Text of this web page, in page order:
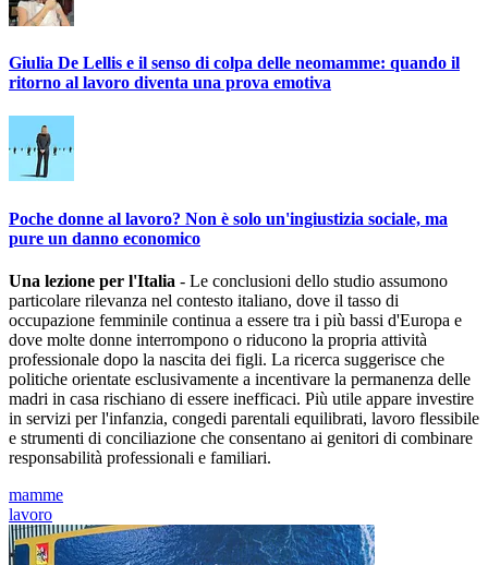
Giulia De Lellis e il senso di colpa delle neomamme: quando il
ritorno al lavoro diventa una prova emotiva
Poche donne al lavoro? Non è solo un'ingiustizia sociale, ma
pure un danno economico
Una lezione per l'Italia - Le conclusioni dello studio assumono
particolare rilevanza nel contesto italiano, dove il tasso di
occupazione femminile continua a essere tra i più bassi d'Europa e
dove molte donne interrompono o riducono la propria attività
professionale dopo la nascita dei figli. La ricerca suggerisce che
politiche orientate esclusivamente a incentivare la permanenza delle
madri in casa rischiano di essere inefficaci. Più utile appare investire
in servizi per l'infanzia, congedi parentali equilibrati, lavoro flessibile
e strumenti di conciliazione che consentano ai genitori di combinare
responsabilità professionali e familiari.
mamme
lavoro